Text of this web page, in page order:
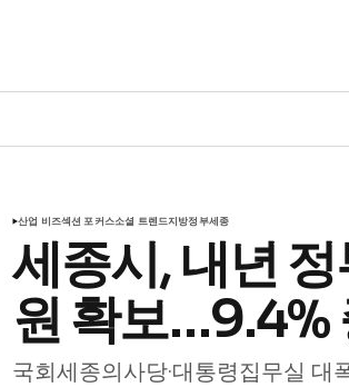
산업 비즈섹션 포커스소셜 트렌드지방정부세종
세종시, 내년
원 확보…9.4%
국회세종의사당·대통령집무실